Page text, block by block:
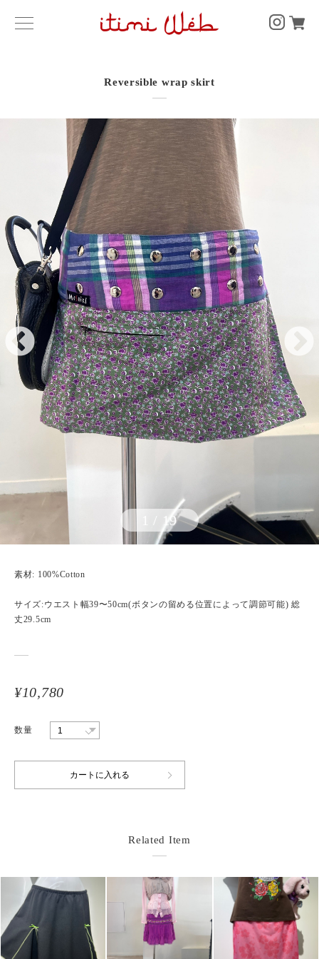
Reversible wrap skirt
/ 19
素材: 100%Cotton
サイズ:ウエスト幅39〜50cm(ボタンの留める位置によって調節可能) 総
丈29.5cm
¥10,780
数量
Related Item